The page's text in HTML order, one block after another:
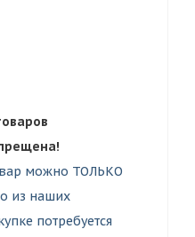
можно ТОЛЬКО
из наших
потребуется